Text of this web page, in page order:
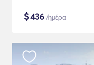
$436 /ημέρα